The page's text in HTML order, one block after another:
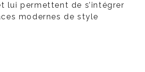
lui permettent de s’intégrer
modernes de style